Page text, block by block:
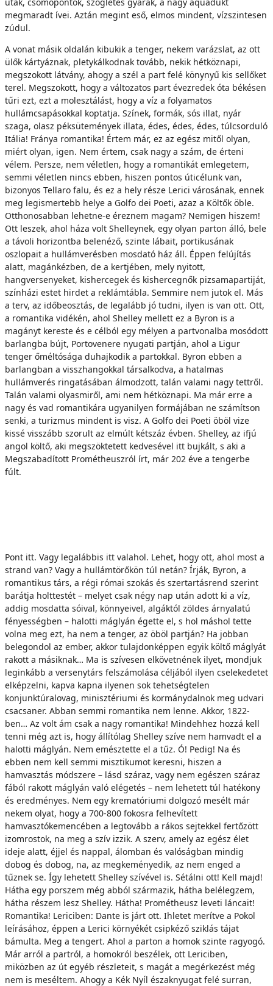
megmaradt ívei. Aztán megint eső, elmos mindent, vízszintesen
zúdul.
A vonat másik oldalán kibukik a tenger, nekem varázslat, az ott
ülők kártyáznak, pletykálkodnak tovább, nekik hétköznapi,
megszokott látvány, ahogy a szél a part felé könynyű kis sellőket
terel. Megszokott, hogy a változatos part évezredek óta békésen
tűri ezt, ezt a molesztálást, hogy a víz a folyamatos
hullámcsapásokkal koptatja. Színek, formák, sós illat, nyár
szaga, olasz péksütemények illata, édes, édes, édes, túlcsorduló
Itália! Fránya romantika! Értem már, ez az egész mitől olyan,
miért olyan, igen. Nem értem, csak nagy a szám, de érteni
vélem. Persze, nem véletlen, hogy a romantikát emlegetem,
semmi véletlen nincs ebben, hiszen pontos úticélunk van,
bizonyos Tellaro falu, és ez a hely része Lerici városának, ennek
meg legismertebb helye a Golfo dei Poeti, azaz a Költők öble.
Otthonosabban lehetne-e éreznem magam? Nemigen hiszem!
Ott leszek, ahol háza volt Shelleynek, egy olyan parton álló, bele
a távoli horizontba belenéző, szinte lábait, portikusának
oszlopait a hullámverésben mosdató ház áll. Éppen felújítás
alatt, magánkézben, de a kertjében, mely nyitott,
hangversenyeket, kishercegek és kishercegnők pizsamapartiját,
színházi estet hirdet a reklámtábla. Semmire nem jutok el. Más
a terv, az időbeosztás, de legalább jó tudni, ilyen is van ott. Ott,
a romantika vidékén, ahol Shelley mellett ez a Byron is a
magányt kereste és e célból egy mélyen a partvonalba mosódott
barlangba bújt, Portovenere nyugati partján, ahol a Ligur
tenger őméltósága duhajkodik a partokkal. Byron ebben a
barlangban a visszhangokkal társalkodva, a hatalmas
hullámverés ringatásában álmodzott, talán valami nagy tettről.
Talán valami olyasmiről, ami nem hétköznapi. Ma már erre a
nagy és vad romantikára ugyanilyen formájában ne számítson
senki, a turizmus mindent is visz. A Golfo dei Poeti öböl vize
kissé visszább szorult az elmúlt kétszáz évben. Shelley, az ifjú
angol költő, aki megszöktetett kedvesével itt bujkált, s aki a
Megszabadított Prométheuszról írt, már 202 éve a tengerbe
fúlt.
Pont itt. Vagy legalábbis itt valahol. Lehet, hogy ott, ahol most a
strand van? Vagy a hullámtörőkön túl netán? Írják, Byron, a
romantikus társ, a régi római szokás és szertartásrend szerint
barátja holttestét – melyet csak négy nap után adott ki a víz,
addig mosdatta sóival, könnyeivel, algáktól zöldes árnyalatú
fényességben – halotti máglyán égette el, s hol máshol tette
volna meg ezt, ha nem a tenger, az öböl partján? Ha jobban
belegondol az ember, akkor tulajdonképpen egyik költő máglyát
rakott a másiknak… Ma is szívesen elkövetnének ilyet, mondjuk
leginkább a versenytárs felszámolása céljából ilyen cselekedetet
elképzelni, kapva kapna ilyenen sok tehetségtelen
konjunktúralovag, minisztériumi és kormánydalnok meg udvari
csacsaner. Abban semmi romantika nem lenne. Akkor, 1822-
ben… Az volt ám csak a nagy romantika! Mindehhez hozzá kell
tenni még azt is, hogy állítólag Shelley szíve nem hamvadt el a
halotti máglyán. Nem emésztette el a tűz. Ó! Pedig! Na és
ebben nem kell semmi misztikumot keresni, hiszen a
hamvasztás módszere – lásd száraz, vagy nem egészen száraz
fából rakott máglyán való elégetés – nem lehetett túl hatékony
és eredményes. Nem egy krematóriumi dolgozó mesélt már
nekem olyat, hogy a 700-800 fokosra felhevített
hamvasztókemencében a legtovább a rákos sejtekkel fertőzött
izomrostok, na meg a szív izzik. A szerv, amely az egész élet
ideje alatt, éjjel és nappal, álomban és valóságban mindig
dobog és dobog, na, az megkeményedik, az nem enged a
tűznek se. Így lehetett Shelley szívével is. Sétálni ott! Kell majd!
Hátha egy porszem még abból származik, hátha belélegzem,
hátha részem lesz Shelley. Hátha! Prométheusz leveti láncait!
Romantika! Lericiben: Dante is járt ott. Ihletet merítve a Pokol
leírásához, éppen a Lerici környékét csipkéző sziklás tájat
bámulta. Meg a tengert. Ahol a parton a homok szinte ragyogó.
Már arról a partról, a homokról beszélek, ott Lericiben,
miközben az út egyéb részleteit, s magát a megérkezést még
nem is meséltem. Ahogy a Kék Nyíl északnyugat felé surran,